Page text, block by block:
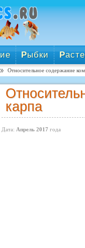
Рыбки Р
Относительное содержание
карпа
Дата: Апрель 2017 года